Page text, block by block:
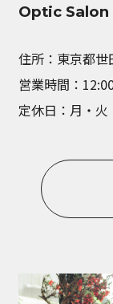
Optic Salon
住所：東京都
営業時間：
定休日：月・火